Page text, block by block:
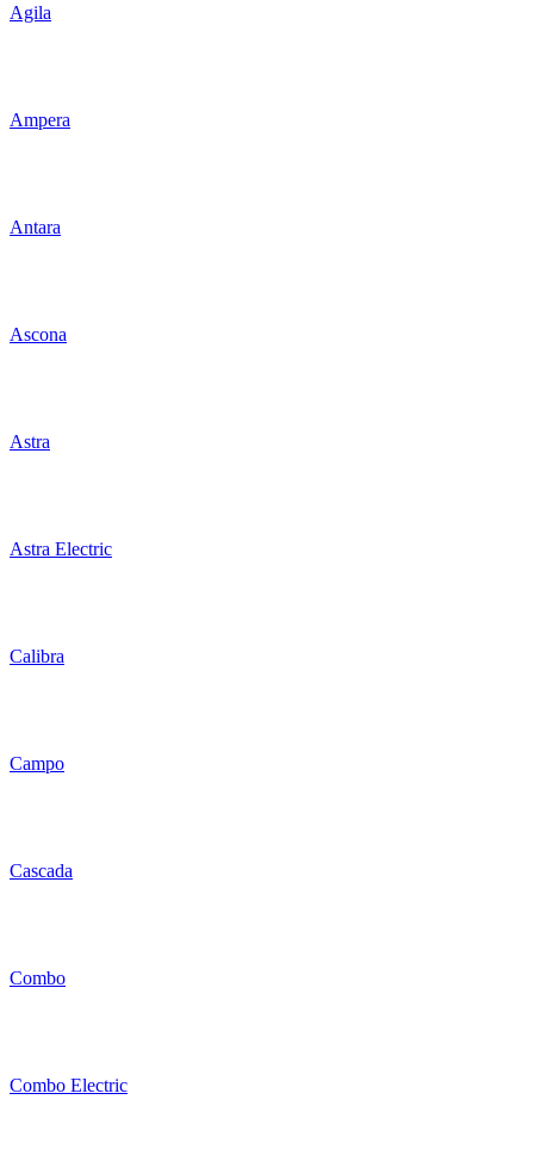
Agila
Ampera
Antara
Ascona
Astra
Astra Electric
Calibra
Campo
Cascada
Combo
Combo Electric